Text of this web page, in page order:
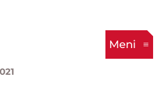
Meni